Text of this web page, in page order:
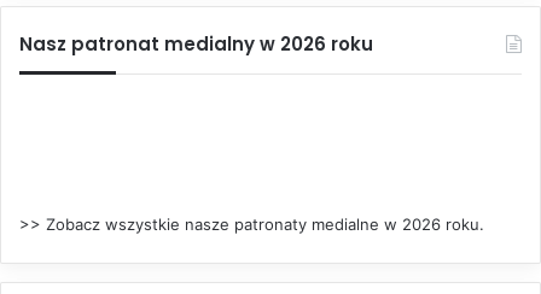
Nasz patronat medialny w 2026 roku
>> Zobacz wszystkie nasze patronaty medialne w 2026 roku.